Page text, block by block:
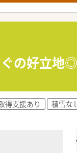
を少しでも
雑貨などので店舗
の好立
得支援あり 積雪な